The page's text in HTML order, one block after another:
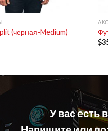
(черная-Medium)
$
У вас есть